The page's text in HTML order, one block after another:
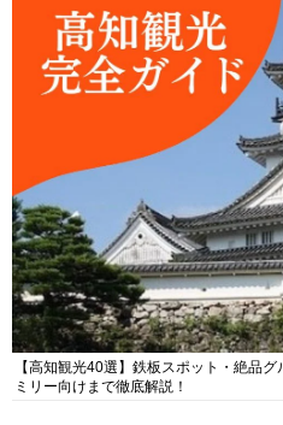
【高知観光40選】鉄板スポット・絶品
ミリー向けまで徹底解説！